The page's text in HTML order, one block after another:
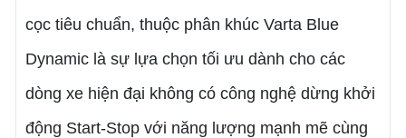
cọc tiêu chuẩn, thuộc phân khúc Varta Blue
Dynamic là sự lựa chọn tối ưu dành cho các
dòng xe hiện đại không có công nghệ dừng khởi
động Start-Stop với năng lượng mạnh mẽ cùng